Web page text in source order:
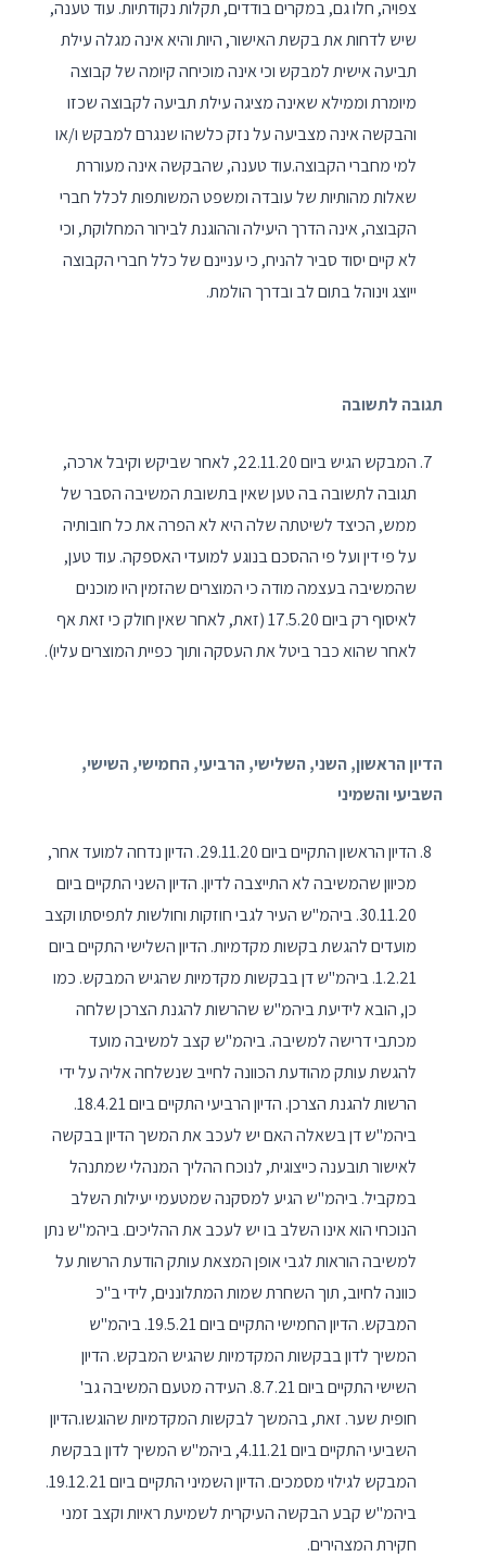
צפויה, חלו גם, במקרים בודדים, תקלות נקודתיות. עוד טענה,
שיש לדחות את בקשת האישור, היות והיא אינה מגלה עילת
תביעה אישית למבקש וכי אינה מוכיחה קיומה של קבוצה
מיומרת וממילא שאינה מציגה עילת תביעה לקבוצה שכזו
והבקשה אינה מצביעה על נזק כלשהו שנגרם למבקש ו/או
למי מחברי הקבוצה.עוד טענה, שהבקשה אינה מעוררת
שאלות מהותיות של עובדה ומשפט המשותפות לכלל חברי
הקבוצה, אינה הדרך היעילה וההוגנת לבירור המחלוקת, וכי
לא קיים יסוד סביר להניח, כי עניינם של כלל חברי הקבוצה
ייוצג וינוהל בתום לב ובדרך הולמת.
תגובה לתשובה
המבקש הגיש ביום 22.11.20, לאחר שביקש וקיבל ארכה,
תגובה לתשובה בה טען שאין בתשובת המשיבה הסבר של
ממש, הכיצד לשיטתה שלה היא לא הפרה את כל חובותיה
על פי דין ועל פי ההסכם בנוגע למועדי האספקה. עוד טען,
שהמשיבה בעצמה מודה כי המוצרים שהזמין היו מוכנים
לאיסוף רק ביום 17.5.20 (זאת, לאחר שאין חולק כי זאת אף
לאחר שהוא כבר ביטל את העסקה ותוך כפיית המוצרים עליו).
הדיון הראשון, השני, השלישי, הרביעי, החמישי, השישי,
השביעי והשמיני
הדיון הראשון התקיים ביום 29.11.20. הדיון נדחה למועד אחר,
מכיוון שהמשיבה לא התייצבה לדיון. הדיון השני התקיים ביום
30.11.20. ביהמ"ש העיר לגבי חוזקות וחולשות לתפיסתו וקצב
מועדים להגשת בקשות מקדמיות. הדיון השלישי התקיים ביום
1.2.21. ביהמ"ש דן בבקשות מקדמיות שהגיש המבקש. כמו
כן, הובא לידיעת ביהמ"ש שהרשות להגנת הצרכן שלחה
מכתבי דרישה למשיבה. ביהמ"ש קצב למשיבה מועד
להגשת עותק מהודעת הכוונה לחייב שנשלחה אליה על ידי
הרשות להגנת הצרכן. הדיון הרביעי התקיים ביום 18.4.21.
ביהמ"ש דן בשאלה האם יש לעכב את המשך הדיון בבקשה
לאישור תובענה כייצוגית, לנוכח ההליך המנהלי שמתנהל
במקביל. ביהמ"ש הגיע למסקנה שמטעמי יעילות השלב
הנוכחי הוא אינו השלב בו יש לעכב את ההליכים. ביהמ"ש נתן
למשיבה הוראות לגבי אופן המצאת עותק הודעת הרשות על
כוונה לחיוב, תוך השחרת שמות המתלוננים, לידי ב"כ
המבקש. הדיון החמישי התקיים ביום 19.5.21. ביהמ"ש
המשיך לדון בבקשות המקדמיות שהגיש המבקש. הדיון
השישי התקיים ביום 8.7.21. העידה מטעם המשיבה גב'
חופית שער. זאת, בהמשך לבקשות המקדמיות שהוגשו.הדיון
השביעי התקיים ביום 4.11.21, ביהמ"ש המשיך לדון בבקשת
המבקש לגילוי מסמכים. הדיון השמיני התקיים ביום 19.12.21.
ביהמ"ש קבע הבקשה העיקרית לשמיעת ראיות וקצב זמני
חקירת המצהירים.